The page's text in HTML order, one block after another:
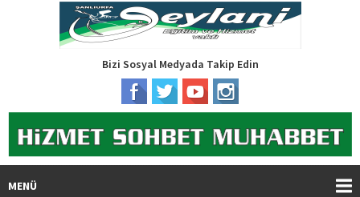
Bizi Sosyal Medyada Takip Edin
MENÜ